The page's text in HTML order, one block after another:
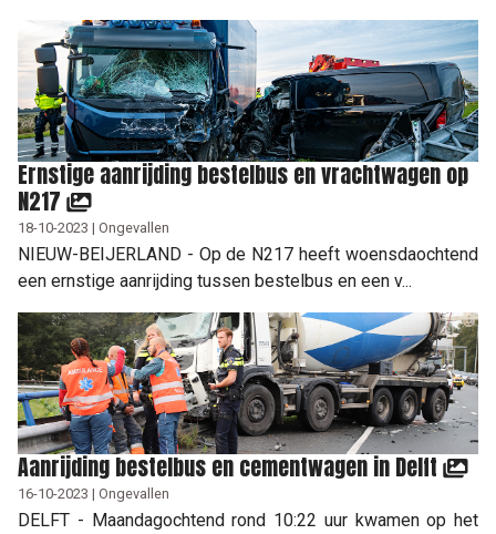
Ernstige aanrijding bestelbus en vrachtwagen op
N217
18-10-2023 | Ongevallen
NIEUW-BEIJERLAND - Op de N217 heeft woensdaochtend
een ernstige aanrijding tussen bestelbus en een v...
Aanrijding bestelbus en cementwagen in Delft
16-10-2023 | Ongevallen
DELFT - Maandagochtend rond 10:22 uur kwamen op het